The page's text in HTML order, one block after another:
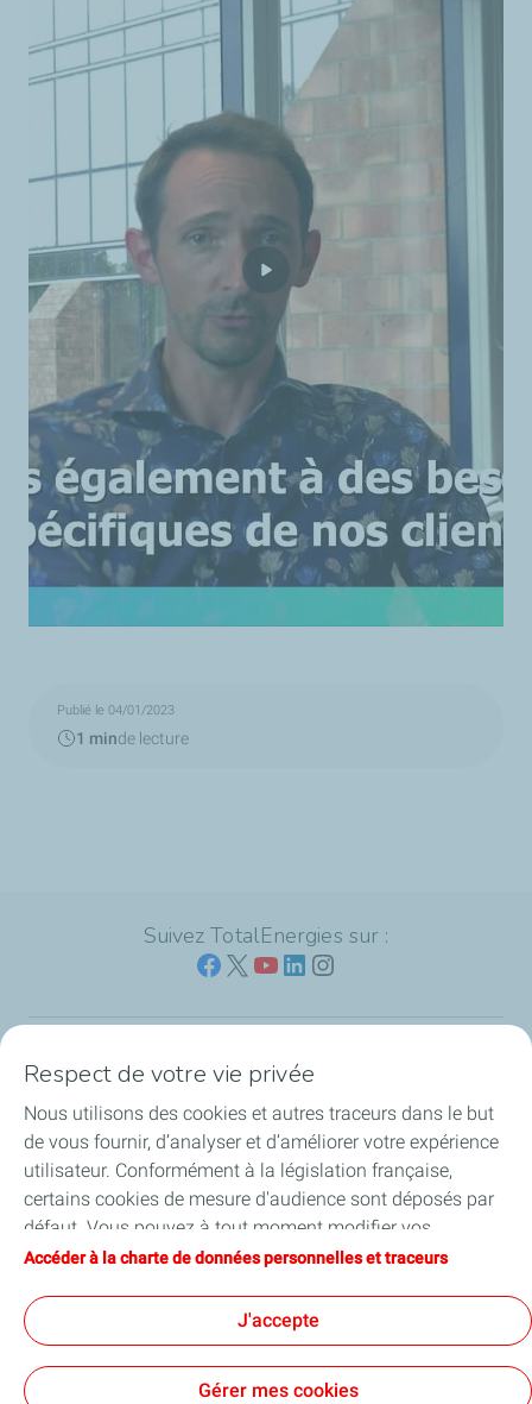
Publié le 04/01/2023
1 minde lecture
Suivez TotalEnergies sur :
Nos sites
Notre engagement
Notre expertise
Travailler avec nous
Respect de votre vie privée
Nous utilisons des cookies et autres traceurs dans le but
de vous fournir, d’analyser et d’améliorer votre expérience
utilisateur. Conformément à la législation française,
certains cookies de mesure d'audience sont déposés par
défaut. Vous pouvez à tout moment modifier vos
paramètres de cookies en cliquant sur le bouton « Gérer
vous acceptez le dépôt de l’ensemble des cookies. Dans le
cas où vous cliquez sur « Je refuse », seuls les cookies
techniques nécessaires au bon fonctionnement du site
seront utilisés. Pour plus d’informations, vous pouvez
Accéder à la charte de données personnelles et traceurs
J'accepte
Gérer mes cookies